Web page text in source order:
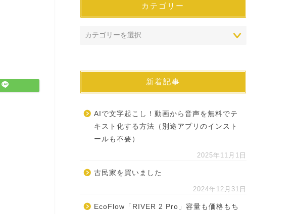
カテゴリー
新着記事
AIで文字起こし！動画から音声を無料でテ
キスト化する方法（別途アプリのインスト
ールも不要）
2025年11月1日
古民家を買いました
2024年12月31日
EcoFlow「RIVER 2 Pro」容量も価格もち